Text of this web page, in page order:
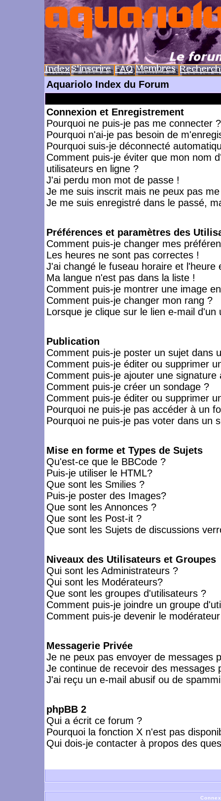
Aquariolo Index du Forum
Connexion et Enregistrement
Pourquoi ne puis-je pas me connecter ?
Pourquoi n'ai-je pas besoin de
Pourquoi suis-je déconnecté
Comment puis-je éviter que mon nom
utilisateurs en ligne ?
J'ai perdu mon mot de passe !
Je me suis inscrit mais ne peux pas
Je me suis enregistré dans le passé,
Préférences et paramètres des
Comment puis-je changer mes
Les heures ne sont pas correctes !
J'ai changé le fuseau horaire et l'heure
Ma langue n'est pas dans la liste !
Comment puis-je montrer une image
Comment puis-je changer mon rang ?
Lorsque je clique sur le lien e-mail
Publication
Comment puis-je poster un sujet dans
Comment puis-je éditer ou supprimer
Comment puis-je ajouter une signature
Comment puis-je créer un sondage ?
Comment puis-je éditer ou supprimer
Pourquoi ne puis-je pas accéder à un
Pourquoi ne puis-je pas voter dans un
Mise en forme et Types de Sujets
Qu'est-ce que le BBCode ?
Puis-je utiliser le HTML?
Que sont les Smilies ?
Puis-je poster des Images?
Que sont les Annonces ?
Que sont les Post-it ?
Que sont les Sujets de discussions
Niveaux des Utilisateurs et Groupes
Qui sont les Administrateurs ?
Qui sont les Modérateurs?
Que sont les groupes d'utilisateurs ?
Comment puis-je joindre un groupe
Comment puis-je devenir le
Messagerie Privée
Je ne peux pas envoyer de messages
Je continue de recevoir des messages
J'ai reçu un e-mail abusif ou de
phpBB 2
Qui a écrit ce forum ?
Pourquoi la fonction X n'est pas
Qui dois-je contacter à propos des